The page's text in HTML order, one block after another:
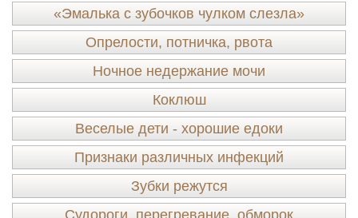
«Эмалька с зубочков чулком слезла»
Опрелости, потничка, рвота
Ночное недержание мочи
Коклюш
Веселые дети - хорошие едоки
Признаки различных инфекций
Зубки режутся
Судороги, перегревание, обморок